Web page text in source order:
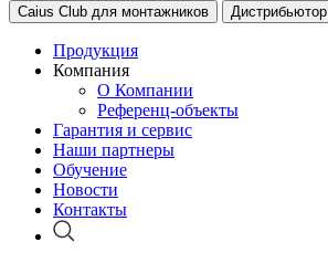
Caius Club для монтажников Дистрибьютор
Продукция
Компания
О Компании
Референц-объекты
Гарантия и сервис
Наши партнеры
Обучение
Новости
Контакты